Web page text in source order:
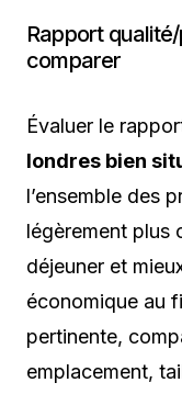
Rapport
comparer
Évaluer le
londres bien
l’ensemble des
légèrement plus
déjeuner et
économique au
pertinente,
emplacement,